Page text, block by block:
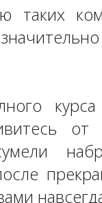
таких
от